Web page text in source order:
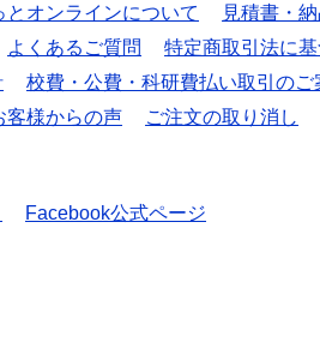
とオンラインについて
見積書・
よくあるご質問
特定商取引法に
校費・公費・科研費払い取引のご
客様からの声 ご注文の取り消し
Facebook公式ページ